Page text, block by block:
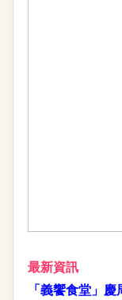
最新資訊
「義饗食堂」